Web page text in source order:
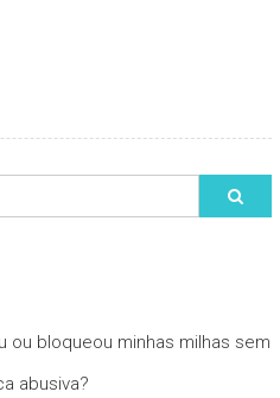
ou bloqueou minhas milhas sem
abusiva?